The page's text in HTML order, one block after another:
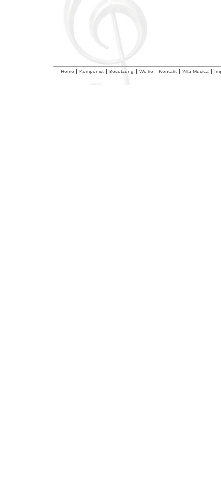
Home Komponist Besetzung Werke Kontakt Villa Musica